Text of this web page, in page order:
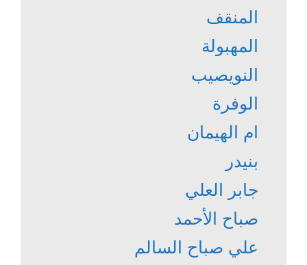
المنقف
المهبولة
النويصيب
الوفرة
ام الهيمان
بنيدر
جابر العلي
صباح الأحمد
علي صباح السالم